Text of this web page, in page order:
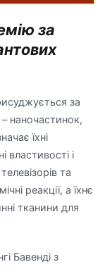
за
за
наночастинок,
їхні
властивості і
та
реакції, а їхнє
тканини для
Бавенді з